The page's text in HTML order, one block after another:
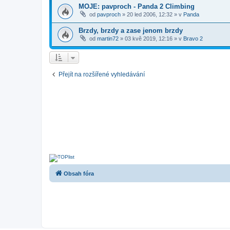
MOJE: pavproch - Panda 2 Climbing
od pavproch » 20 led 2006, 12:32 » v Panda
Brzdy, brzdy a zase jenom brzdy
od martin72 » 03 kvě 2019, 12:16 » v Bravo 2
Přejít na rozšířené vyhledávání
Obsah fóra